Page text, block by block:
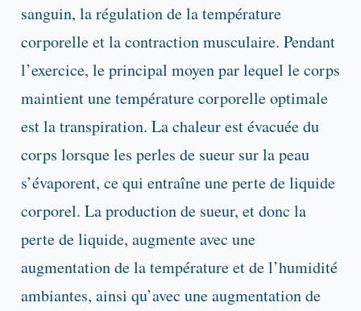
sanguin, la régulation de la température
corporelle et la contraction musculaire. Pendant
l’exercice, le principal moyen par lequel le corps
maintient une température corporelle optimale
est la transpiration. La chaleur est évacuée du
corps lorsque les perles de sueur sur la peau
s’évaporent, ce qui entraîne une perte de liquide
corporel. La production de sueur, et donc la
perte de liquide, augmente avec une
augmentation de la température et de l’humidité
ambiantes, ainsi qu’avec une augmentation de